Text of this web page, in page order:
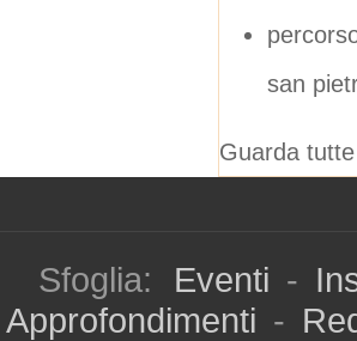
san
Guarda
Sfoglia: Eventi -
Approfondimenti -